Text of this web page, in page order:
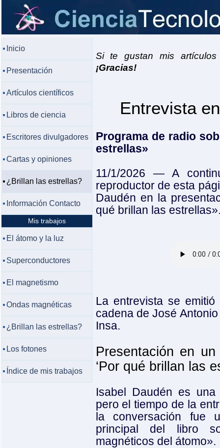
Si te gustan mis
¡Gracias!
Entrevista
Programa de radio
estrellas»
11/1/2026 ― A
reproductor de esta
Daudén en la
qué brillan las
La entrevista se
cadena de José
Insa.
Presentación en
‘Por qué brillan las
Isabel Daudén es
pero el tiempo de la
la conversación fue
principal del libro
magnéticos del átomo».
Inicio
Presentación
Artículos científicos
Libros de ciencia
Escritores divulgadores
Cartas y opiniones
¿Brillan las estrellas?
Información Contacto
Mis trabajos
El átomo y la luz
Superconductores
El magnetismo
Ondas magnéticas
¿Brillan las estrellas?
Los fotones
Índice de mis trabajos